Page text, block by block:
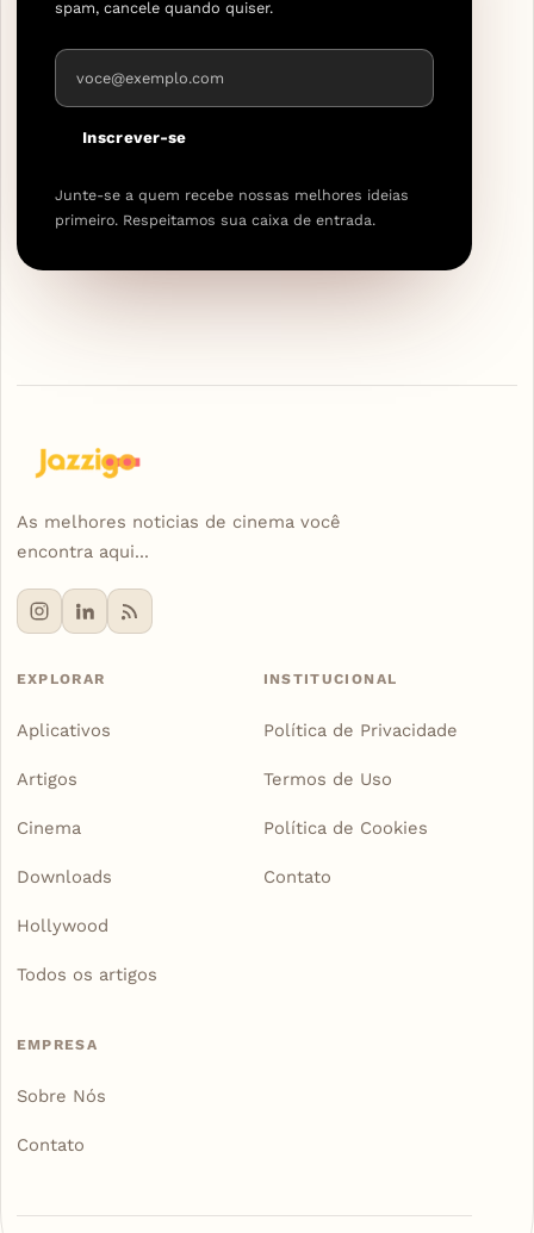
spam, cancele quando quiser.
Endereço de e-mail
Inscrever-se
Junte-se a quem recebe nossas melhores ideias
primeiro. Respeitamos sua caixa de entrada.
As melhores noticias de cinema você
encontra aqui...
EXPLORAR
Aplicativos
Artigos
Cinema
Downloads
Hollywood
Todos os artigos
INSTITUCIONAL
Política de Privacidade
Termos de Uso
Política de Cookies
Contato
EMPRESA
Sobre Nós
Contato